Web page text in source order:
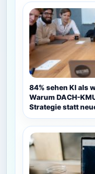
84% sehen KI als
Warum DACH-
Strategie statt